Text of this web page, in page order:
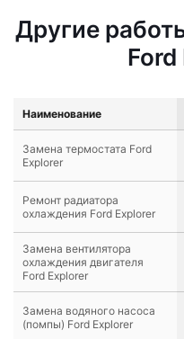
Другие
Наименование
Замена термостата Ford
Explorer
Ремонт радиатора
охлаждения Ford Explorer
Замена вентилятора
охлаждения двигателя
Ford Explorer
Замена водяного насоса
(помпы) Ford Explorer